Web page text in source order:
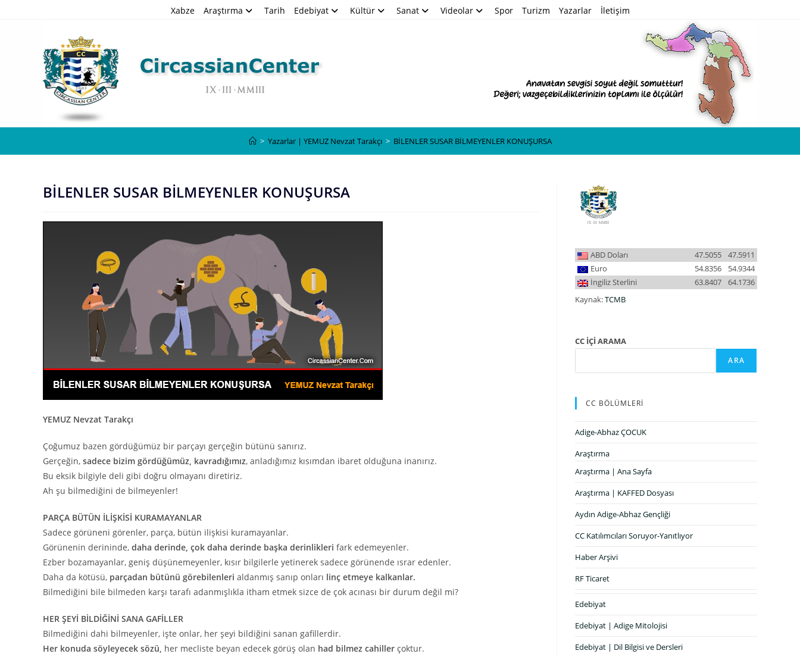
Xabze Araştırma Tarih Edebiyat Kültür Sanat Videolar Spor Turizm Yazarlar İletişim
> Yazarlar | YEMUZ Nevzat Tarakçı > BİLENLER SUSAR BİLMEYENLER KONUŞURSA
BİLENLER SUSAR BİLMEYENLER KONUŞURSA
YEMUZ Nevzat Tarakçı
Çoğumuz bazen gördüğümüz bir parçayı gerçeğin bütünü sanırız.
Gerçeğin, sadece bizim gördüğümüz, kavradığımız, anladığımız kısımdan ibaret olduğuna inanırız.
Bu eksik bilgiyle deli gibi doğru olmayanı diretiriz.
Ah şu bilmediğini de bilmeyenler!
PARÇA BÜTÜN İLİŞKİSİ KURAMAYANLAR
Sadece görüneni görenler, parça, bütün ilişkisi kuramayanlar.
Görünenin derininde, daha derinde, çok daha derinde başka derinlikleri fark edemeyenler.
Ezber bozamayanlar, geniş düşünemeyenler, kısır bilgilerle yetinerek sadece görünende ısrar edenler.
Daha da kötüsü, parçadan bütünü görebilenleri aldanmış sanıp onları linç etmeye kalkanlar.
Bilmediğini bile bilmeden karşı tarafı adanmışlıkla itham etmek sizce de çok acınası bir durum değil mi?
HER ŞEYİ BİLDİĞİNİ SANA GAFİLLER
Bilmediğini dahi bilmeyenler, işte onlar, her şeyi bildiğini sanan gafillerdir.
Her konuda söyleyecek sözü, her mecliste beyan edecek görüş olan had bilmez cahiller çoktur.
ABD Doları 47.5911
47.5055
Euro
54.9344
54.8356
İngiliz Sterlini
64.1736
63.8407
Kaynak:TCMB
CC İÇİ ARAMA
ARA
CC BÖLÜMLERİ
Adige-Abhaz ÇOCUK
Araştırma
Araştırma | Ana Sayfa
Araştırma | KAFFED Dosyası
Aydın Adige-Abhaz Gençliği
CC Katılımcıları Soruyor-Yanıtlıyor
Haber Arşivi
RF Ticaret
Edebiyat
Edebiyat | Adige Mitolojisi
Edebiyat | Dil Bilgisi ve Dersleri